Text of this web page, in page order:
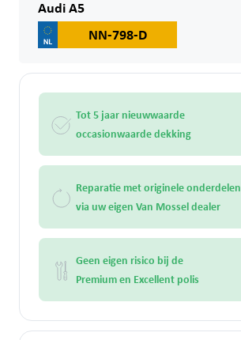
Audi A5
NN-798-D
Tot 5 jaar nieuwwaarde
occasionwaarde dekking
Reparatie met originele onderdelen
via uw eigen Van Mossel dealer
Geen eigen risico bij de
Premium en Excellent polis